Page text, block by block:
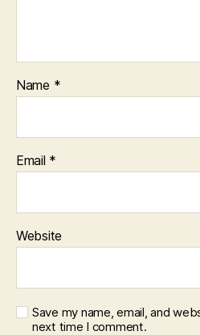
Name *
Email *
Website
Save my name, email, and
next time I comment.